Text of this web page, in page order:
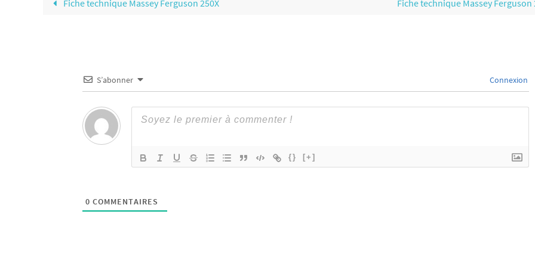
Fiche technique Massey Ferguson 250X Fiche technique Massey Ferguson
S’abonner Connexion
{} [+]
0 COMMENTAIRES